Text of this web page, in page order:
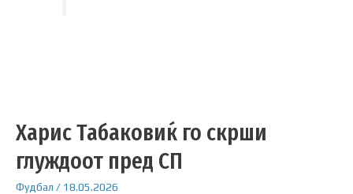
Харис Табаковиќ го скрши
глуждоот пред СП
Фудбал / 18.05.2026